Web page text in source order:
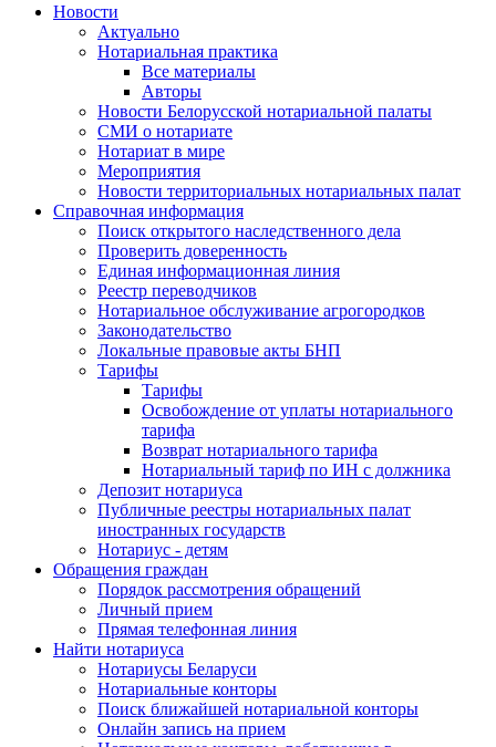
Новости
Актуально
Нотариальная практика
Все материалы
Авторы
Новости Белорусской нотариальной палаты
СМИ о нотариате
Нотариат в мире
Мероприятия
Новости территориальных нотариальных палат
Справочная информация
Поиск открытого наследственного дела
Проверить доверенность
Единая информационная линия
Реестр переводчиков
Нотариальное обслуживание агрогородков
Законодательство
Локальные правовые акты БНП
Тарифы
Тарифы
Освобождение от уплаты нотариального
тарифа
Возврат нотариального тарифа
Нотариальный тариф по ИН с должника
Депозит нотариуса
Публичные реестры нотариальных палат
иностранных государств
Нотариус - детям
Обращения граждан
Порядок рассмотрения обращений
Личный прием
Прямая телефонная линия
Найти нотариуса
Нотариусы Беларуси
Нотариальные конторы
Поиск ближайшей нотариальной конторы
Онлайн запись на прием